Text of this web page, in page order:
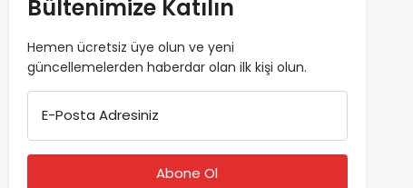
Bültenimize Katılın
Hemen ücretsiz üye olun ve yeni
güncellemelerden haberdar olan ilk kişi olun.
E-Posta Adresiniz